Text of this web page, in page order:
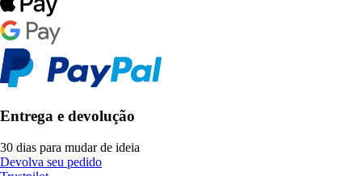
Entrega e devolução
30 dias para mudar de ideia
Devolva seu pedido